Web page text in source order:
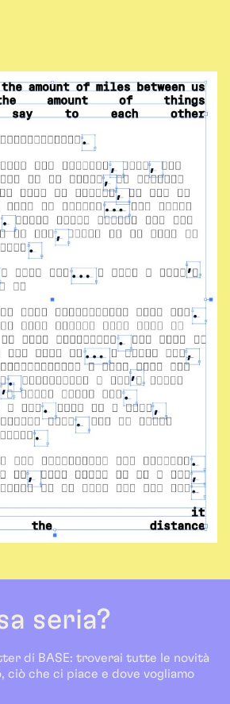
seria?
di BASE: troverai tutte le novità
ciò che ci piace e dove vogliamo